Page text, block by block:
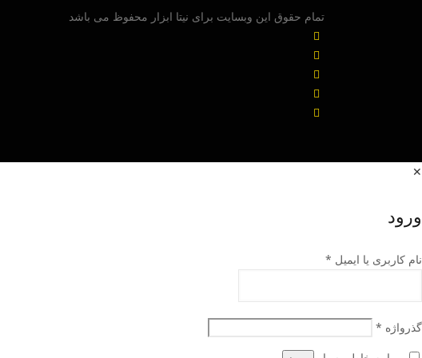
تمام حقوق این وبسایت برای نیتا ابزار محفوظ می باشد
✕
ورود
نام کاربری یا ایمیل *
گذرواژه *